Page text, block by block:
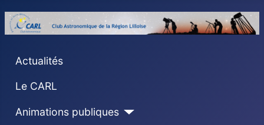
Actualités
Le CARL
Animations publiques